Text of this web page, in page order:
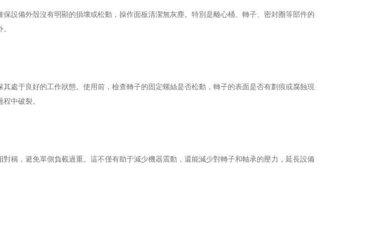
備外殼沒有明顯的損壞或松動，操作面板清潔無灰塵。特別是離心桶、轉子、密封圈等部件的
于良好的工作狀態。使用前，檢查轉子的固定螺絲是否松動，轉子的表面是否有劃痕或腐蝕現
中破裂。
，避免單側負載過重。這不僅有助于減少機器震動，還能減少對轉子和軸承的壓力，延長設備